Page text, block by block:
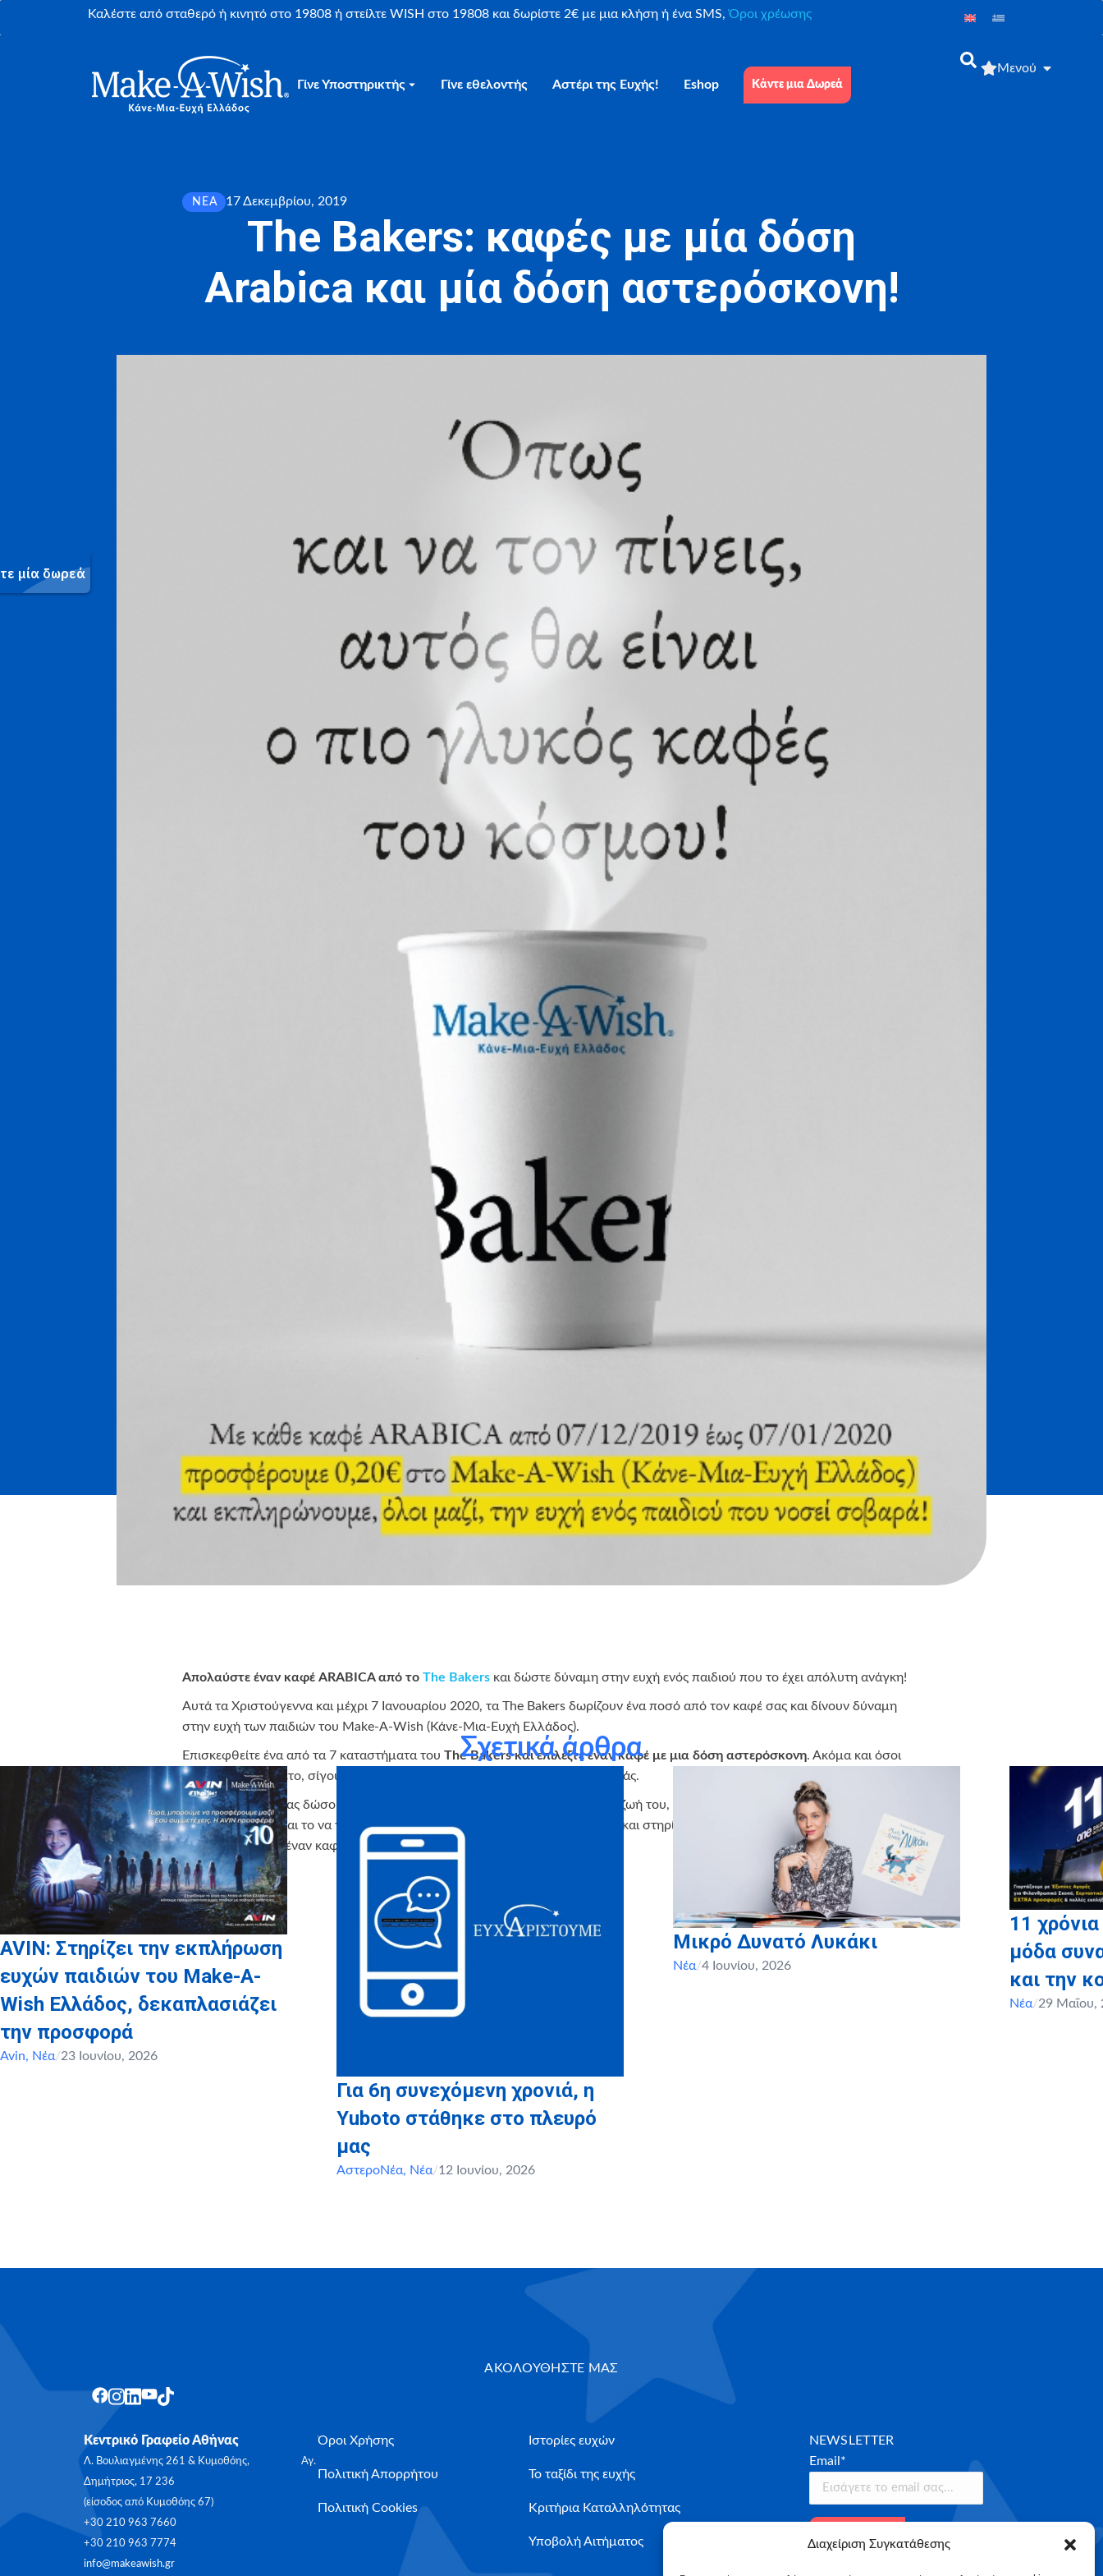
Διαχείριση Συγκατάθεσης
Καλέστε από σταθερό ή κινητό στο 19808 ή στείλτε WISH στο 19808 και δωρίστε 2€ με μια κλήση ή ένα SMS,Όροι χρέωσης
Γίνε Υποστηρικτής Γίνε εθελοντής Αστέρι της Ευχής! Eshop Κάντε μια Δωρεά
Μενού
ΝΈΑ 17 Δεκεμβρίου, 2019
The Bakers: καφές με μία δόση
Arabica και μία δόση αστερόσκονη!
Απολαύστε έναν καφέ ARABICA από το The Bakers και δώστε δύναμη στην ευχή ενός παιδιού που το έχει απόλυτη ανάγκη!
Αυτά τα Χριστούγεννα και μέχρι 7 Ιανουαρίου 2020, τα The Bakers δωρίζουν ένα ποσό από τον καφέ σας και δίνουν δύναμη
στην ευχή των παιδιών του Make-A-Wish (Κάνε-Μια-Ευχή Ελλάδος).
Επισκεφθείτε ένα από τα 7 καταστήματα του The Bakers και επιλέξτε έναν καφέ με μια δόση αστερόσκονη. Ακόμα και όσοι
τον προτιμάτε σκέτο, σίγουρα θα έχει μια γλύκα από την χαρά της προσφοράς.
Αυτές τις γιορτές, ας δώσουμε την ευκαιρία σε ένα παιδί που παλεύει για τη ζωή του, να πιστέψει πως όλα μπορούν να
συμβούν, ακόμα και το να γίνει καλά. Περάστε μια βόλτα από τα The Bakers και στηρίξτε μαζί τους και εσείς το έργο μας
απολαμβάνοντας έναν καφέ.
Σχετικά άρθρα
AVIN: Στηρίζει την εκπλήρωση
ευχών παιδιών του Make-A-
Wish Ελλάδος, δεκαπλασιάζει
την προσφορά
Avin, Νέα/23 Ιουνίου, 2026
Για 6η συνεχόμενη χρονιά, η
Yuboto στάθηκε στο πλευρό
μας
ΑστεροΝέα, Νέα/12 Ιουνίου, 2026
Μικρό Δυνατό Λυκάκι
Νέα/4 Ιουνίου, 2026
11
μόδα
και την
Νέα/29 Μαΐου,
ΑΚΟΛΟΥΘΗΣΤΕ ΜΑΣ
Κεντρικό Γραφείο Αθήνας
Λ. Βουλιαγμένης 261 & Κυμοθόης, Αγ.
Δημήτριος, 17 236
(είσοδος από Κυμοθόης 67)
+30 210 963 7660
+30 210 963 7774
info@makeawish.gr
Όροι Χρήσης
Πολιτική Απορρήτου
Πολιτική Cookies
Ιστορίες ευχών
Το ταξίδι της ευχής
Κριτήρια Καταλληλότητας
Υποβολή Αιτήματος
NEWSLETTER
Email*